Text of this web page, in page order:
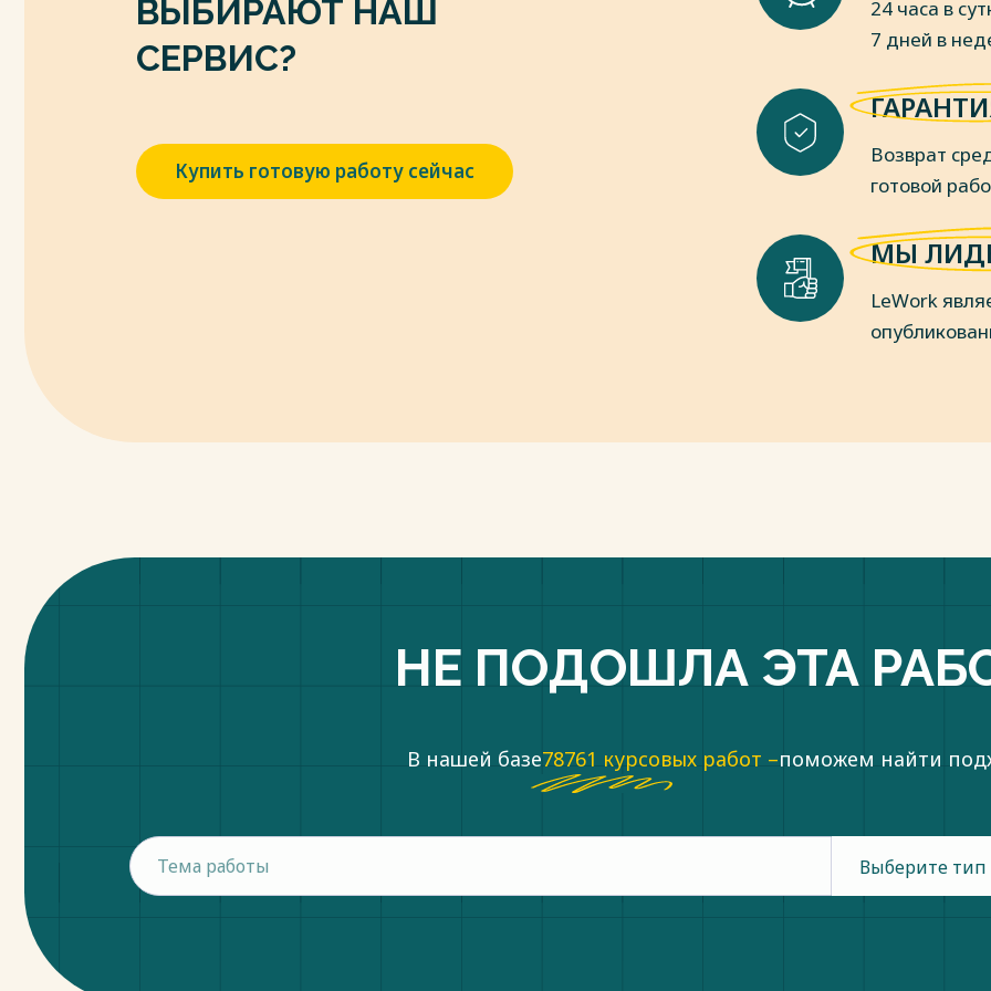
Весь текст будет доступен
ВЫБИРАЮТ НАШ
СЕРВИС?
Купить готовую работу сейчас
24 часа в
7 дней в
Возврат
готовой
МЫ
LeWork
НЕ ПОДОШЛА ЭТА
В нашей базе78761 курсовых работ –поможем найти
Выберите тип